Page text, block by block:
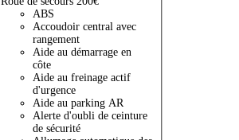
ABS
Accoudoir central avec
rangement
Aide au démarrage en
côte
Aide au freinage actif
d'urgence
Aide au parking AR
Alerte d'oubli de ceinture
de sécurité